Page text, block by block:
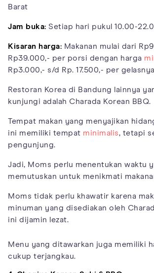
Barat
Jam buka: Setiap hari pukul 10.00-
Kisaran harga: Makanan mulai dari
Rp39.000,- per porsi dengan harga
Rp3.000,- s/d Rp. 17.500,- per gelasnya
Restoran Korea di Bandung lainnya
kunjungi adalah Charada Korean BBQ.
Tempat makan yang menyajikan
ini memiliki tempat minimalis, tetapi
pengunjung.
Jadi, Moms perlu menentukan waktu
memutuskan untuk menikmati
Moms tidak perlu khawatir karena
minuman yang disediakan oleh
ini dijamin lezat.
Menu yang ditawarkan juga memiliki
cukup terjangkau.